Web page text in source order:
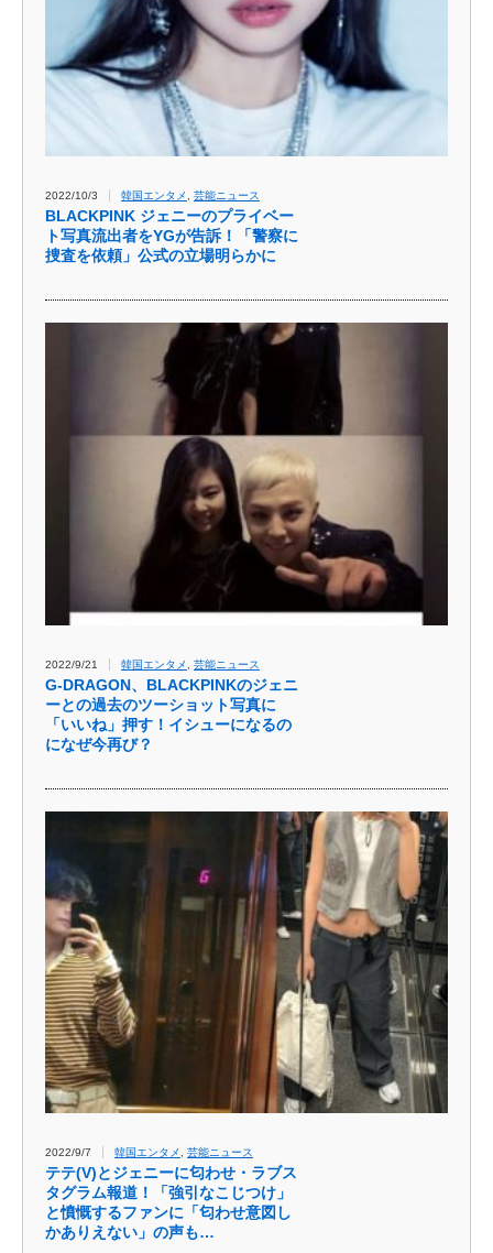
2022/10/3 韓国エンタメ 芸能ニュース
BLACKPINK ジェニーのプライベー
ト写真流出者をYGが告訴！「警察に
捜査を依頼」公式の立場明らかに
2022/9/21 韓国エンタメ 芸能ニュース
G-DRAGON、BLACKPINKのジェニ
ーとの過去のツーショット写真に
「いいね」押す！イシューになるの
になぜ今再び？
2022/9/7 韓国エンタメ 芸能ニュース
テテ(V)とジェニーに匂わせ・ラブス
タグラム報道！「強引なこじつけ」
と憤慨するファンに「匂わせ意図し
かありえない」の声も…